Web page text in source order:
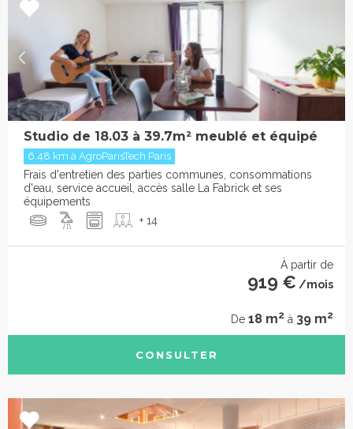
Studio de 18.03 à 39.7m² meublé et équipé
6.48 km à AgroParisTech Paris
Frais d'entretien des parties communes, consommations
d'eau, service accueil, accès salle La Fabrick et ses
équipements
+ 14
À partir de
919 € /mois
De 18 m2 à 39 m2
CONSULTER